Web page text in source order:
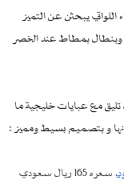
يبحثن عن التميز
بمطاط عند الخصر
مع عبايات خليجية ما
و بتصميم بسيط ومميز :
, سعره 165 ريال سعودي